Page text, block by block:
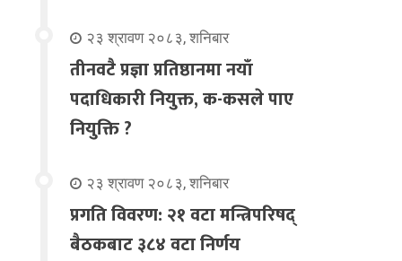
२३ श्रावण २०८३, शनिबार
तीनवटै प्रज्ञा प्रतिष्ठानमा नयाँ
पदाधिकारी नियुक्त, क-कसले पाए
नियुक्ति ?
२३ श्रावण २०८३, शनिबार
प्रगति विवरण: २१ वटा मन्त्रिपरिषद्
बैठकबाट ३८४ वटा निर्णय